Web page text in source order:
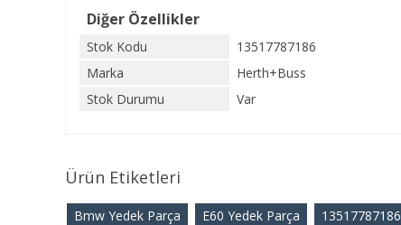
Diğer Özellikler
Stok Kodu
13517787186
Marka
Herth+Buss
Stok Durumu
Var
Ürün Etiketleri
Bmw Yedek Parça E60 Yedek Parça 13517787186